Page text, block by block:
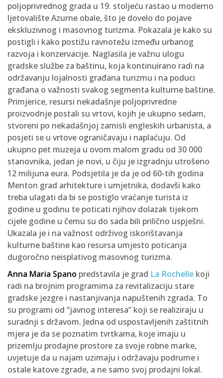
poljoprivrednog grada u 19. stoljeću rastao u moderno
ljetovalište Azurne obale, što je dovelo do pojave
ekskluzivnog i masovnog turizma. Pokazala je kako su
postigli i kako postižu ravnotežu između urbanog
razvoja i konzervacije. Naglasila je važnu ulogu
gradske službe za baštinu, koja kontinuirano radi na
održavanju lojalnosti građana turizmu i na poduci
građana o važnosti svakog segmenta kulturne baštine.
Primjerice, resursi nekadašnje poljoprivredne
proizvodnje postali su vrtovi, kojih je ukupno sedam,
stvoreni po nekadašnjoj zamisli engleskih urbanista, a
posjeti se u vrtove ograničavaju i naplaćuju. Od
ukupno pet muzeja u ovom malom gradu od 30 000
stanovnika, jedan je novi, u čiju je izgradnju utrošeno
12 milijuna eura. Podsjetila je da je od 60-tih godina
Menton grad arhitekture i umjetnika, dodavši kako
treba ulagati da bi se postiglo vraćanje turista iz
godine u godinu te poticati njihov dolazak tijekom
cijele godine u čemu su do sada bili prilično uspješni.
Ukazala je i na važnost održivog iskorištavanja
kulturne baštine kao resursa umjesto poticanja
dugoročno neisplativog masovnog turizma.
Anna Maria Spano predstavila je grad La Rochelle koji
radi na brojnim programima za revitalizaciju stare
gradske jezgre i nastanjivanja napuštenih zgrada. To
su programi od “javnog interesa” koji se realiziraju u
suradnji s državom. Jedna od uspostavljenih zaštitnih
mjera je da se poznatim tvrtkama, koje imaju u
prizemlju prodajne prostore za svoje robne marke,
uvjetuje da u najam uzimaju i održavaju podrume i
ostale katove zgrade, a ne samo svoj prodajni lokal.